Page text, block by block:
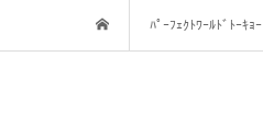
ﾊﾟｰﾌｪｸﾄﾜｰﾙﾄﾞﾄｰｷｮｰ